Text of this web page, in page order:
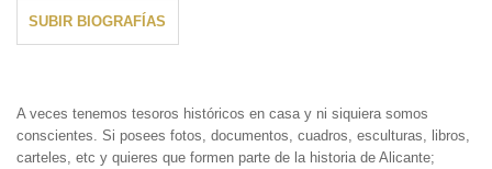
SUBIR BIOGRAFÍAS
A veces tenemos tesoros históricos en casa y ni siquiera somos
conscientes. Si posees fotos, documentos, cuadros, esculturas, libros,
carteles, etc y quieres que formen parte de la historia de Alicante;